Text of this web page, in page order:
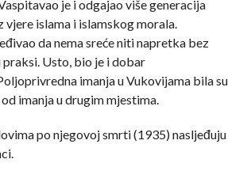
je i odgajao više generacija
vjere islama i islamskog morala.
da nema sreće niti napretka bez
praksi. Usto, bio je i dobar
imanja u Vukovijama bila su
imanja u drugim mjestima.
po njegovoj smrti (1935) nasljeđuju